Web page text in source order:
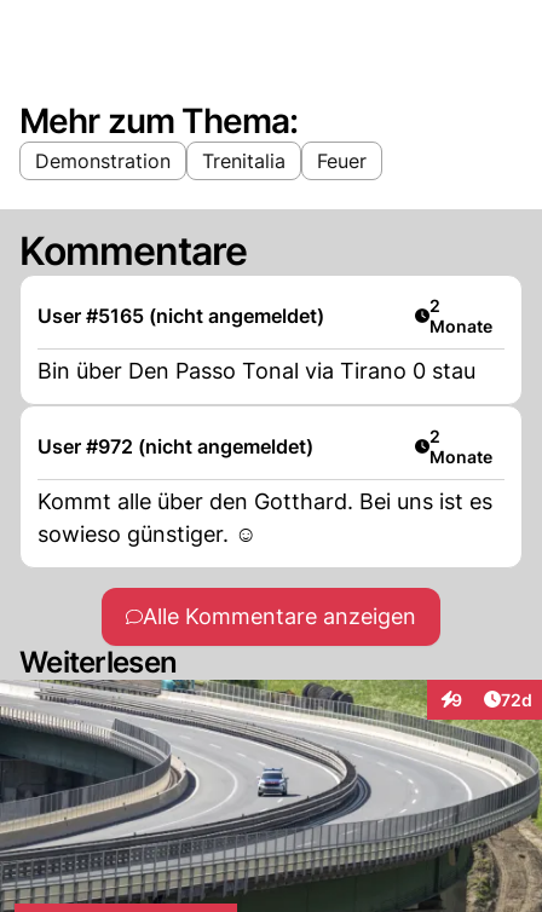
Mehr zum Thema:
Demonstration Trenitalia Feuer
Kommentare
User #5165 (nicht angemeldet) Artikel
2
Monate
Bin über Den Passo Tonal via Tirano 0 stau
User #972 (nicht angemeldet) Artikel
2
Monate
Kommt alle über den Gotthard. Bei uns ist es
sowieso günstiger. ☺️
Alle Kommentare anzeigen
Weiterlesen
9
Interaktionen
72d